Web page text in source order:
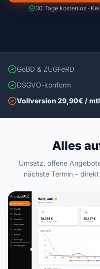
30 Tage kostenlos ·
GoBD & ZUGFeRD
DSGVO-konform
Vollversion 29,90€ /
Alles
Umsatz, offene
nächste Termin –